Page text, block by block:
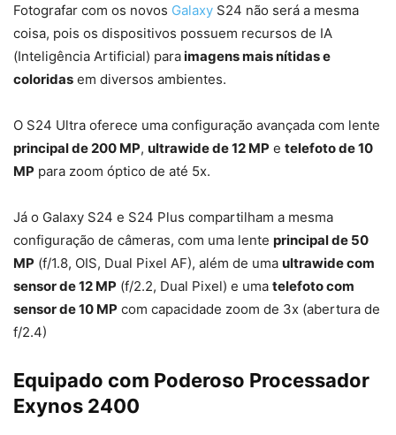
Fotografar com os novos Galaxy S24 não será a mesma
coisa, pois os dispositivos possuem recursos de IA
(Inteligência Artificial) paraimagens mais nítidas e
coloridas em diversos ambientes.
O S24 Ultra oferece uma configuração avançada com lente
principal de 200 MP, ultrawide de 12 MP e telefoto de 10
MP para zoom óptico de até 5x.
Já o Galaxy S24 e S24 Plus compartilham a mesma
configuração de câmeras, com uma lente principal de 50
MP (f/1.8, OIS, Dual Pixel AF), além de uma ultrawide com
sensor de 12 MP (f/2.2, Dual Pixel) e uma telefoto com
sensor de 10 MP com capacidade zoom de 3x (abertura de
f/2.4)
Equipado com Poderoso Processador
Exynos 2400